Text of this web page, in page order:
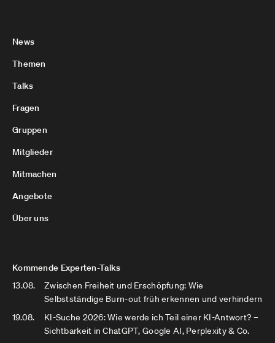
News
Themen
Talks
Fragen
Gruppen
Mitglieder
Mitmachen
Angebote
Über uns
Kommende Experten-Talks
13.08.
Zwischen Freiheit und Erschöpfung: Wie
Selbstständige Burn-out früh erkennen und verhindern
19.08.
KI-Suche 2026: Wie werde ich Teil einer KI-Antwort? –
Sichtbarkeit in ChatGPT, Google AI, Perplexity & Co.